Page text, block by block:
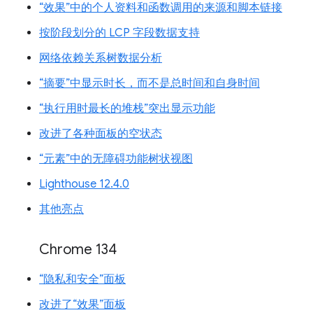
“效果”中的个人资料和函数调用的来源和脚本链接
按阶段划分的 LCP 字段数据支持
网络依赖关系树数据分析
“摘要”中显示时长，而不是总时间和自身时间
“执行用时最长的堆栈”突出显示功能
改进了各种面板的空状态
“元素”中的无障碍功能树状视图
Lighthouse 12.4.0
其他亮点
Chrome 134
“隐私和安全”面板
改进了“效果”面板